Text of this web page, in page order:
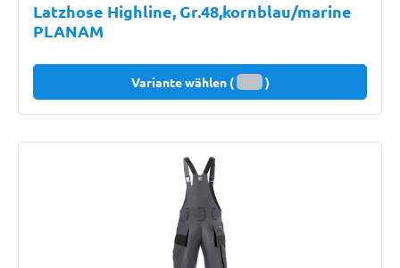
Latzhose Highline, Gr.48,kornblau/marine
PLANAM
Variante wählen ( )